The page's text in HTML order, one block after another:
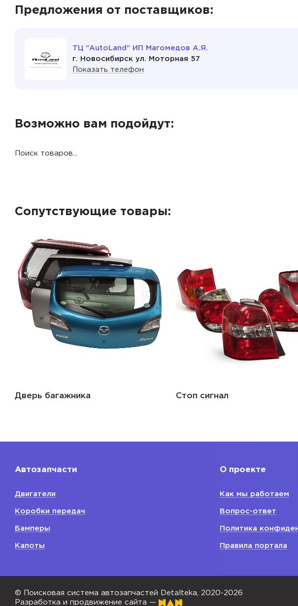
Предложения от поставщиков:
ТЦ "AutoLand" ИП Магомедов А.Я.
г. Новосибирск ул. Моторная 57
Показать телефон
Возможно вам подойдут:
Поиск товаров...
Сопутствующие товары:
Дверь багажника Стоп сигнал
Автозапчасти
Двигатели
Коробки передач
Бамперы
Капоты
О проекте
Как мы работаем
Вопрос-ответ
Политика
Правила портала
© Поисковая система автозапчастей Detalteka, 2020-2026
Разработка и продвижение сайта —